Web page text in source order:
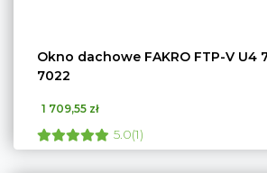
Okno dachowe FAKRO FTP-V U4
7022
1 709,55 zł
5.0(1)